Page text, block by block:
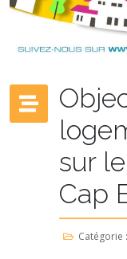
sur
Cap
Catégorie :